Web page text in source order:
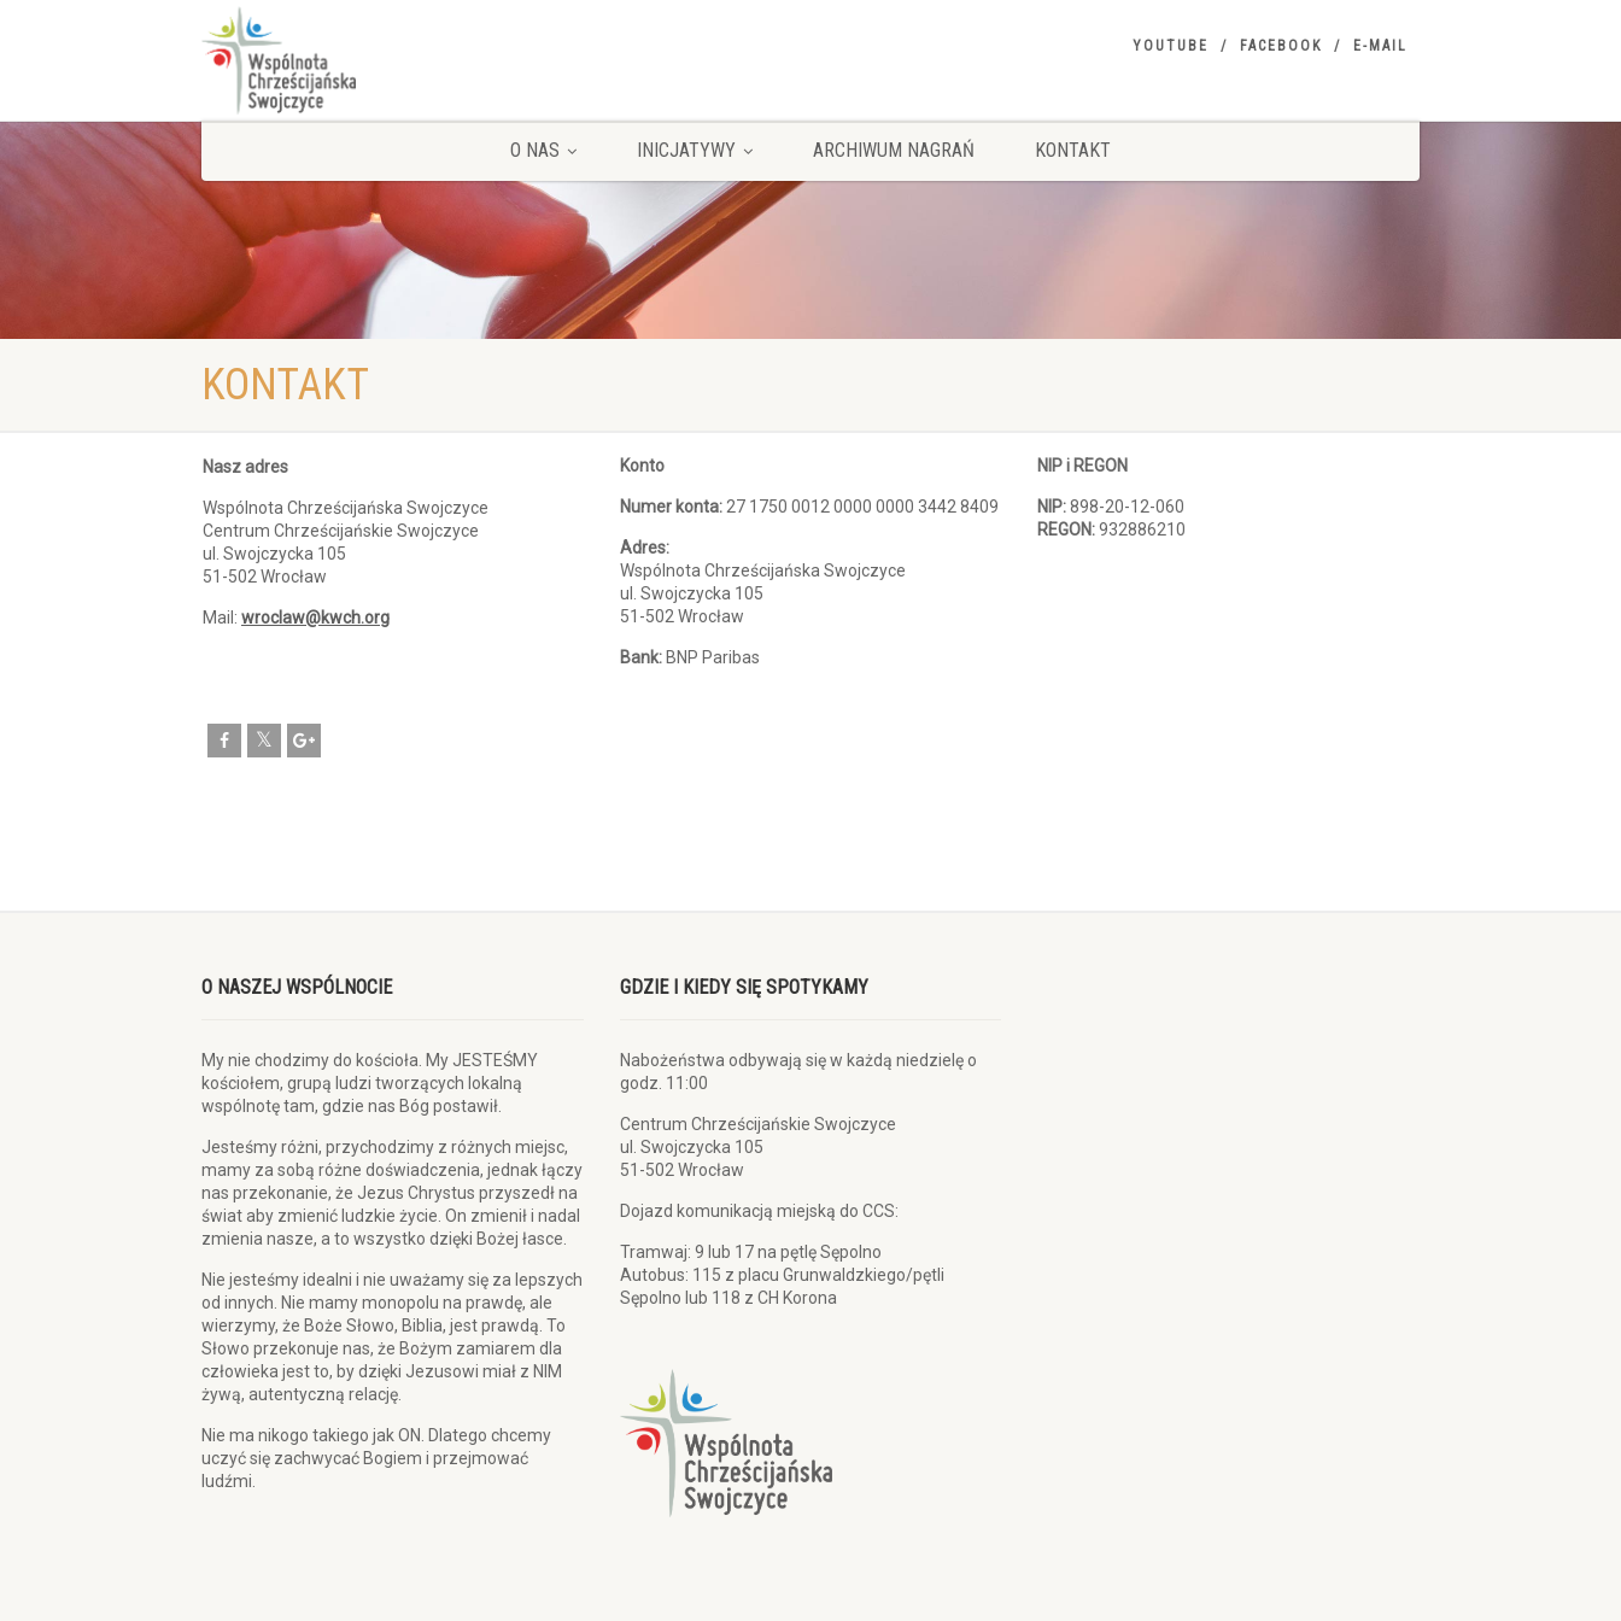
YOUTUBE FACEBOOK E-MAIL
O NAS INICJATYWY ARCHIWUM NAGRAŃ KONTAKT
KONTAKT
Nasz adres
Wspólnota Chrześcijańska Swojczyce
Centrum Chrześcijańskie Swojczyce
ul. Swojczycka 105
51-502 Wrocław
Mail: wroclaw@kwch.org
Konto
Numer konta:27 1750 0012 0000 0000 3442 8409
Adres:
Wspólnota Chrześcijańska Swojczyce
ul. Swojczycka 105
51-502 Wrocław
Bank:BNP Paribas
NIP i REGON
NIP:898-20-12-060
REGON:932886210
O NASZEJ WSPÓLNOCIE
My nie chodzimy do kościoła. My JESTEŚMY
kościołem, grupą ludzi tworzących lokalną
wspólnotę tam, gdzie nas Bóg postawił.
Jesteśmy różni, przychodzimy z różnych miejsc,
mamy za sobą różne doświadczenia, jednak łączy
nas przekonanie, że Jezus Chrystus przyszedł na
świat aby zmienić ludzkie życie. On zmienił i nadal
zmienia nasze, a to wszystko dzięki Bożej łasce.
Nie jesteśmy idealni i nie uważamy się za lepszych
od innych. Nie mamy monopolu na prawdę, ale
wierzymy, że Boże Słowo, Biblia, jest prawdą. To
Słowo przekonuje nas, że Bożym zamiarem dla
człowieka jest to, by dzięki Jezusowi miał z NIM
żywą, autentyczną relację.
Nie ma nikogo takiego jak ON. Dlatego chcemy
uczyć się zachwycać Bogiem i przejmować
ludźmi.
GDZIE I KIEDY SIĘ SPOTYKAMY
Nabożeństwa odbywają się w każdą niedzielę o
godz. 11:00
Centrum Chrześcijańskie Swojczyce
ul. Swojczycka 105
51-502 Wrocław
Dojazd komunikacją miejską do CCS:
Tramwaj: 9 lub 17 na pętlę Sępolno
Autobus: 115 z placu Grunwaldzkiego/pętli
Sępolno lub 118 z CH Korona